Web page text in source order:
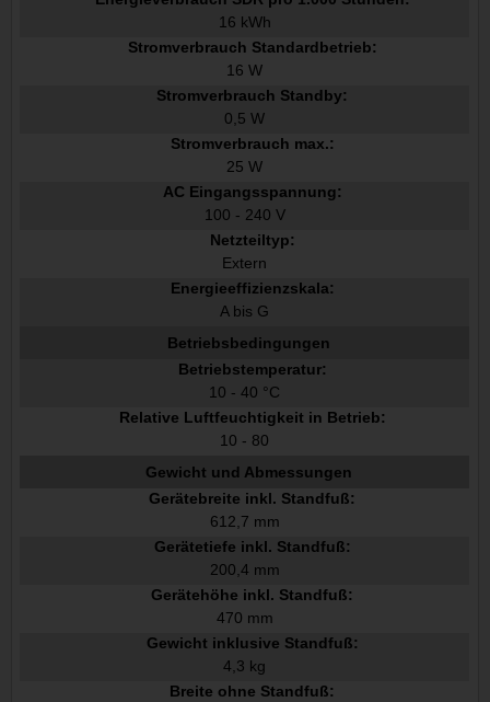
16 kWh
Stromverbrauch Standardbetrieb:
16 W
Stromverbrauch Standby:
0,5 W
Stromverbrauch max.:
25 W
AC Eingangsspannung:
100 - 240 V
Netzteiltyp:
Extern
Energieeffizienzskala:
A bis G
Betriebsbedingungen
Betriebstemperatur:
10 - 40 °C
Relative Luftfeuchtigkeit in Betrieb:
10 - 80
Gewicht und Abmessungen
Gerätebreite inkl. Standfuß:
612,7 mm
Gerätetiefe inkl. Standfuß:
200,4 mm
Gerätehöhe inkl. Standfuß:
470 mm
Gewicht inklusive Standfuß:
4,3 kg
Breite ohne Standfuß: